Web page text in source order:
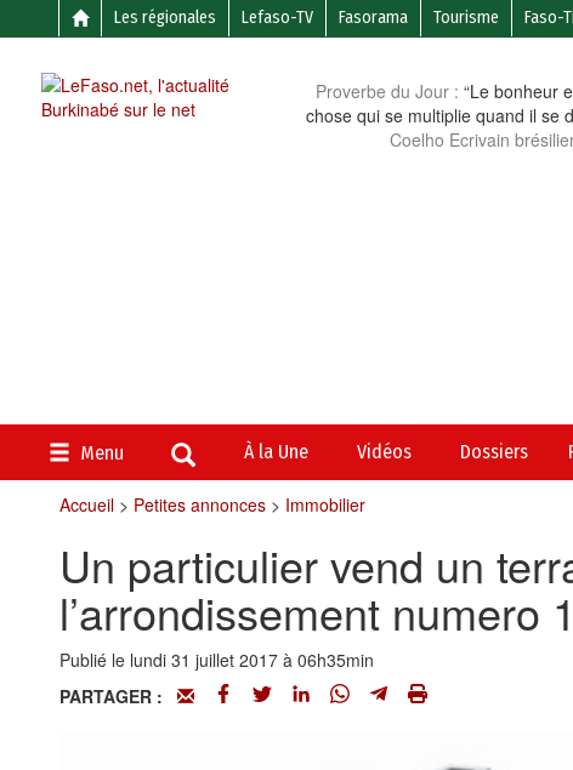
Les régionales Lefaso-TV Fasorama Tourisme Faso-
Proverbe du Jour : “Le bonheur
chose qui se multiplie quand il se
Coelho Ecrivain
Menu À la Une Vidéos Dossiers
Accueil> Petites annonces> Immobilier
Un particulier vend un
l’arrondissement numero
Publié le lundi 31 juillet 2017 à 06h35min
PARTAGER :